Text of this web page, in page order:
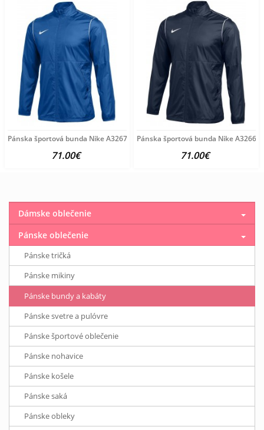
Pánska športová bunda Nike A3267
71.00€
Pánska športová bunda Nike A3266
71.00€
Dámske oblečenie
Pánske oblečenie
Pánske tričká
Pánske mikiny
Pánske bundy a kabáty
Pánske svetre a pulóvre
Pánske športové oblečenie
Pánske nohavice
Pánske košele
Pánske saká
Pánske obleky